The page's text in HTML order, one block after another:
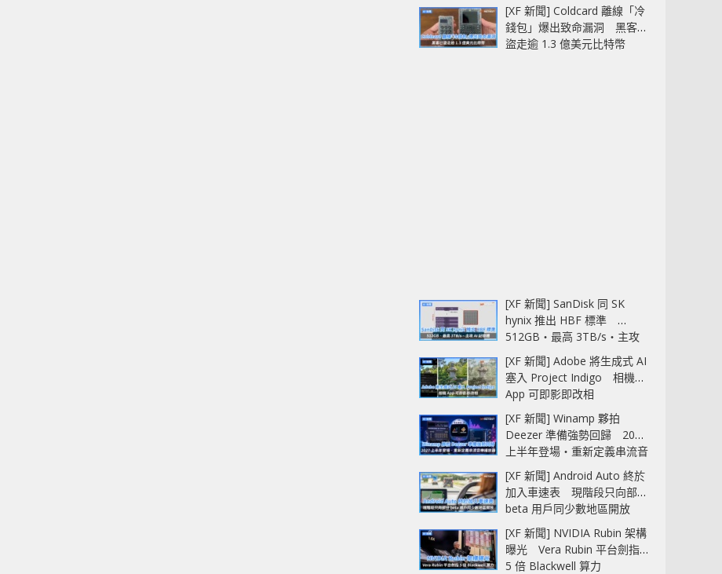
[XF 新聞] Coldcard 離線「冷
錢包」爆出致命漏洞 黑客已
盜走逾 1.3 億美元比特幣
[XF 新聞] SanDisk 同 SK
hynix 推出 HBF 標準
512GB‧最高 3TB/s‧主攻
AI 記憶體
[XF 新聞] Adobe 將生成式 AI
塞入 Project Indigo 相機
App 可即影即改相
[XF 新聞] Winamp 夥拍
Deezer 準備強勢回歸 2027
上半年登場‧重新定義串流音
樂播放器
[XF 新聞] Android Auto 終於
加入車速表 現階段只向部分
beta 用戶同少數地區開放
[XF 新聞] NVIDIA Rubin 架構
曝光 Vera Rubin 平台劍指
5 倍 Blackwell 算力